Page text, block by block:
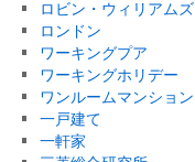
ロビン・ウィリアムズ
ロンドン
ワーキングプア
ワーキングホリデー
ワンルームマンション
一戸建て
一軒家